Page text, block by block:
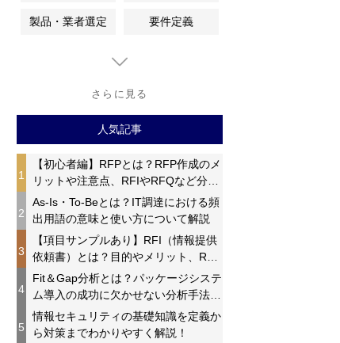
製品・業者選定 要件定義
さらに見る
人気記事
1
【初心者編】RFPとは？RFP作成のメ
リットや注意点、RFIやRFQなど分か
りやすく解説！
2
As-Is・To-Beとは？IT調達における頻
出用語の意味と使い方について解説
3
【項目サンプルあり】RFI（情報提供
依頼書）とは？目的やメリット、RFP
との違いを分かりやすく解説！
4
Fit＆Gap分析とは？パッケージシステ
ム導入の成功に欠かせない分析手法に
ついて解説
5
情報セキュリティの基礎知識を定義か
ら対策までわかりやすく解説！